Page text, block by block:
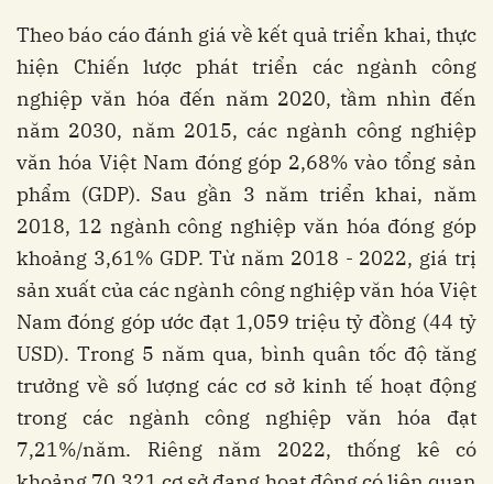
Theo báo cáo đánh giá về kết quả triển khai, thực
hiện Chiến lược phát triển các ngành công
nghiệp văn hóa đến năm 2020, tầm nhìn đến
năm 2030, năm 2015, các ngành công nghiệp
văn hóa Việt Nam đóng góp 2,68% vào tổng sản
phẩm (GDP). Sau gần 3 năm triển khai, năm
2018, 12 ngành công nghiệp văn hóa đóng góp
khoảng 3,61% GDP. Từ năm 2018 - 2022, giá trị
sản xuất của các ngành công nghiệp văn hóa Việt
Nam đóng góp ước đạt 1,059 triệu tỷ đồng (44 tỷ
USD). Trong 5 năm qua, bình quân tốc độ tăng
trưởng về số lượng các cơ sở kinh tế hoạt động
trong các ngành công nghiệp văn hóa đạt
7,21%/năm. Riêng năm 2022, thống kê có